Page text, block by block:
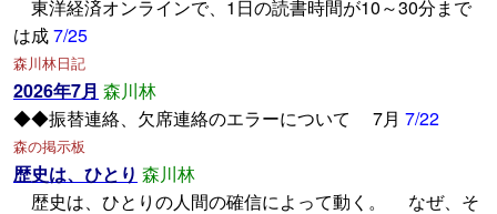
東洋経済オンラインで、1日の読書時間が10～30分まで
は成7/25
森川林日記
2026年7月 森川林
◆◆振替連絡、欠席連絡のエラーについて 7月 7/22
森の掲示板
歴史は、ひとり 森川林
歴史は、ひとりの人間の確信によって動く。 なぜ、そ